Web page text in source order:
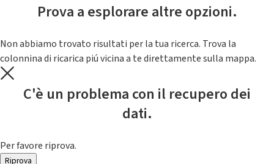
Prova a esplorare altre opzioni.
Non abbiamo trovato risultati per la tua ricerca. Trova la
colonnina di ricarica piú vicina a te direttamente sulla mappa.
C'è un problema con il recupero dei
dati.
Per favore riprova.
Riprova